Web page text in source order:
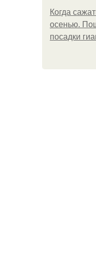
Когда
осенью.
посадки